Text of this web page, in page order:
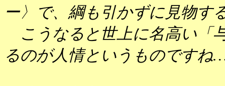
ー〉で、綱も引かずに見物す
こうなると世上に名高い「
るのが人情というものです